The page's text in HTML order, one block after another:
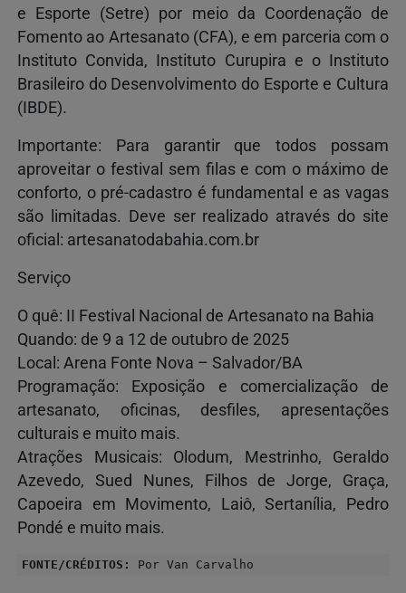
e Esporte (Setre) por meio da Coordenação de
Fomento ao Artesanato (CFA), e em parceria com o
Instituto Convida, Instituto Curupira e o Instituto
Brasileiro do Desenvolvimento do Esporte e Cultura
(IBDE).
Importante: Para garantir que todos possam
aproveitar o festival sem filas e com o máximo de
conforto, o pré-cadastro é fundamental e as vagas
são limitadas. Deve ser realizado através do site
oficial: artesanatodabahia.com.br
Serviço
O quê: II Festival Nacional de Artesanato na Bahia
Quando: de 9 a 12 de outubro de 2025
Local: Arena Fonte Nova – Salvador/BA
Programação: Exposição e comercialização de
artesanato, oficinas, desfiles, apresentações
culturais e muito mais.
Atrações Musicais: Olodum, Mestrinho, Geraldo
Azevedo, Sued Nunes, Filhos de Jorge, Graça,
Capoeira em Movimento, Laiô, Sertanília, Pedro
Pondé e muito mais.
FONTE/CRÉDITOS: Por Van Carvalho